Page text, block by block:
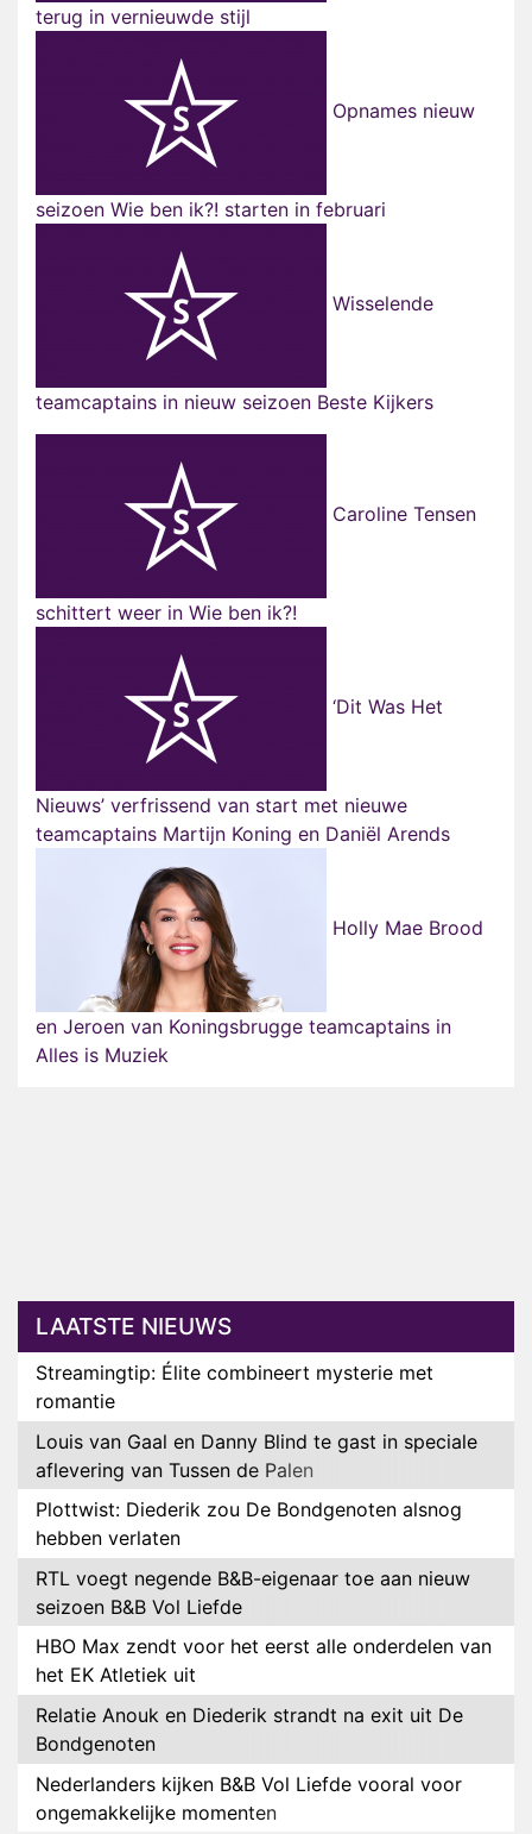
terug in vernieuwde stijl
Opnames nieuw
seizoen Wie ben ik?! starten in februari
Wisselende
teamcaptains in nieuw seizoen Beste Kijkers
Caroline Tensen
schittert weer in Wie ben ik?!
‘Dit Was Het
Nieuws’ verfrissend van start met nieuwe
teamcaptains Martijn Koning en Daniël Arends
Holly Mae Brood
en Jeroen van Koningsbrugge teamcaptains in
Alles is Muziek
LAATSTE NIEUWS
Streamingtip: Élite combineert mysterie met
romantie
Louis van Gaal en Danny Blind te gast in speciale
aflevering van Tussen de Palen
Plottwist: Diederik zou De Bondgenoten alsnog
hebben verlaten
RTL voegt negende B&B-eigenaar toe aan nieuw
seizoen B&B Vol Liefde
HBO Max zendt voor het eerst alle onderdelen van
het EK Atletiek uit
Relatie Anouk en Diederik strandt na exit uit De
Bondgenoten
Nederlanders kijken B&B Vol Liefde vooral voor
ongemakkelijke momenten